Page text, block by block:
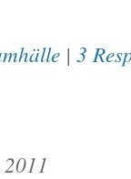
| 3
2011